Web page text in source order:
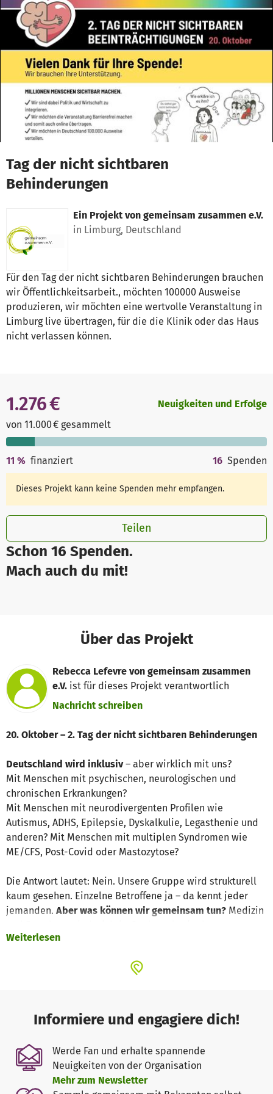
Zum Hauptinhalt springen
Erklärung zur Barrierefreiheit anzeigen
Tag der nicht sichtbaren
Behinderungen
Ein Projekt von gemeinsam zusammen e.V.
in Limburg, Deutschland
Für den Tag der nicht sichtbaren Behinderungen brauchen
wir Öffentlichkeitsarbeit., möchten 100000 Ausweise
produzieren, wir möchten eine wertvolle Veranstaltung in
Limburg live übertragen, für die die Klinik oder das Haus
nicht verlassen können.
Schon 16 Spenden.
Mach auch du mit!
1.276 €
von 11.000 € gesammelt
Neuigkeiten und Erfolge
11 % finanziert 16 Spenden
Dieses Projekt kann keine Spenden mehr empfangen.
Teilen
Über das Projekt
Rebecca Lefevre von gemeinsam zusammen
e.V. ist für dieses Projekt verantwortlich
Nachricht schreiben
20. Oktober – 2. Tag der nicht sichtbaren Behinderungen
Deutschland wird inklusiv– aber wirklich mit uns?
Mit Menschen mit psychischen, neurologischen und
chronischen Erkrankungen?
Mit Menschen mit neurodivergenten Profilen wie
Autismus, ADHS, Epilepsie, Dyskalkulie, Legasthenie und
anderen? Mit Menschen mit multiplen Syndromen wie
ME/CFS, Post-Covid oder Mastozytose?
Die Antwort lautet: Nein. Unsere Gruppe wird strukturell
kaum gesehen. Einzelne Betroffene ja – da kennt jeder
jemanden. Aber was können wir gemeinsam tun? Medizin
Gesellschaft können handeln.
invisible Barrierenabbauen.
Gerüche, Licht oder Berührungen überfordern. Auch
kommunikative und soziale Hürden führen zu Isolation
und nicht selten zu Suizid. Inzwischen sind wir Teil des
Nationalen Suizidpräventionsprogramms.
Am 20. Oktober wollen wir deutschlandweit aktiv
Weiterlesen
Informiere und engagiere dich!
Werde Fan und erhalte spannende
Neuigkeiten von der Organisation
Mehr zum Newsletter